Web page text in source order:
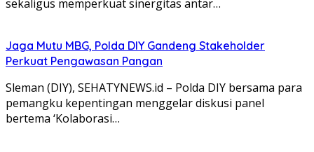
sekaligus memperkuat sinergitas antar…
Jaga Mutu MBG, Polda DIY Gandeng Stakeholder
Perkuat Pengawasan Pangan
Sleman (DIY), SEHATYNEWS.id – Polda DIY bersama para
pemangku kepentingan menggelar diskusi panel
bertema ‘Kolaborasi…